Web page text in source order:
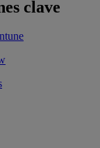
clave